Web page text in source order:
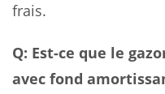
frais.
Q: Est-ce que le
avec fond